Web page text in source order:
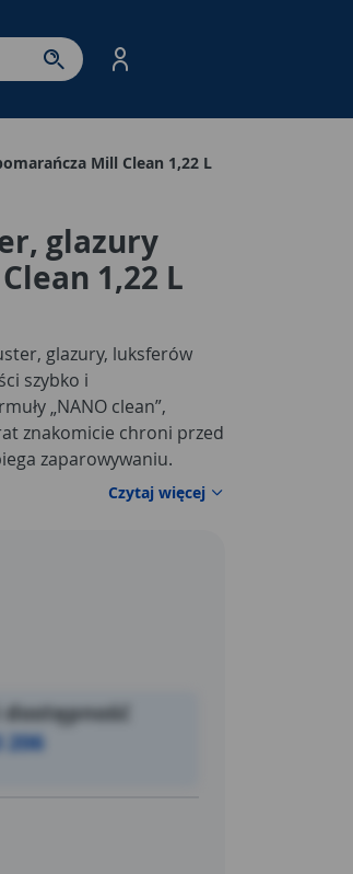
produktów. Spacja – otwórz/
Mill Clean 1,22 L
glazury
1,22 L
glazury, luksferów
szybko i
„NANO clean”,
znakomicie chroni przed
zaparowywaniu.
Czytaj więcej
206